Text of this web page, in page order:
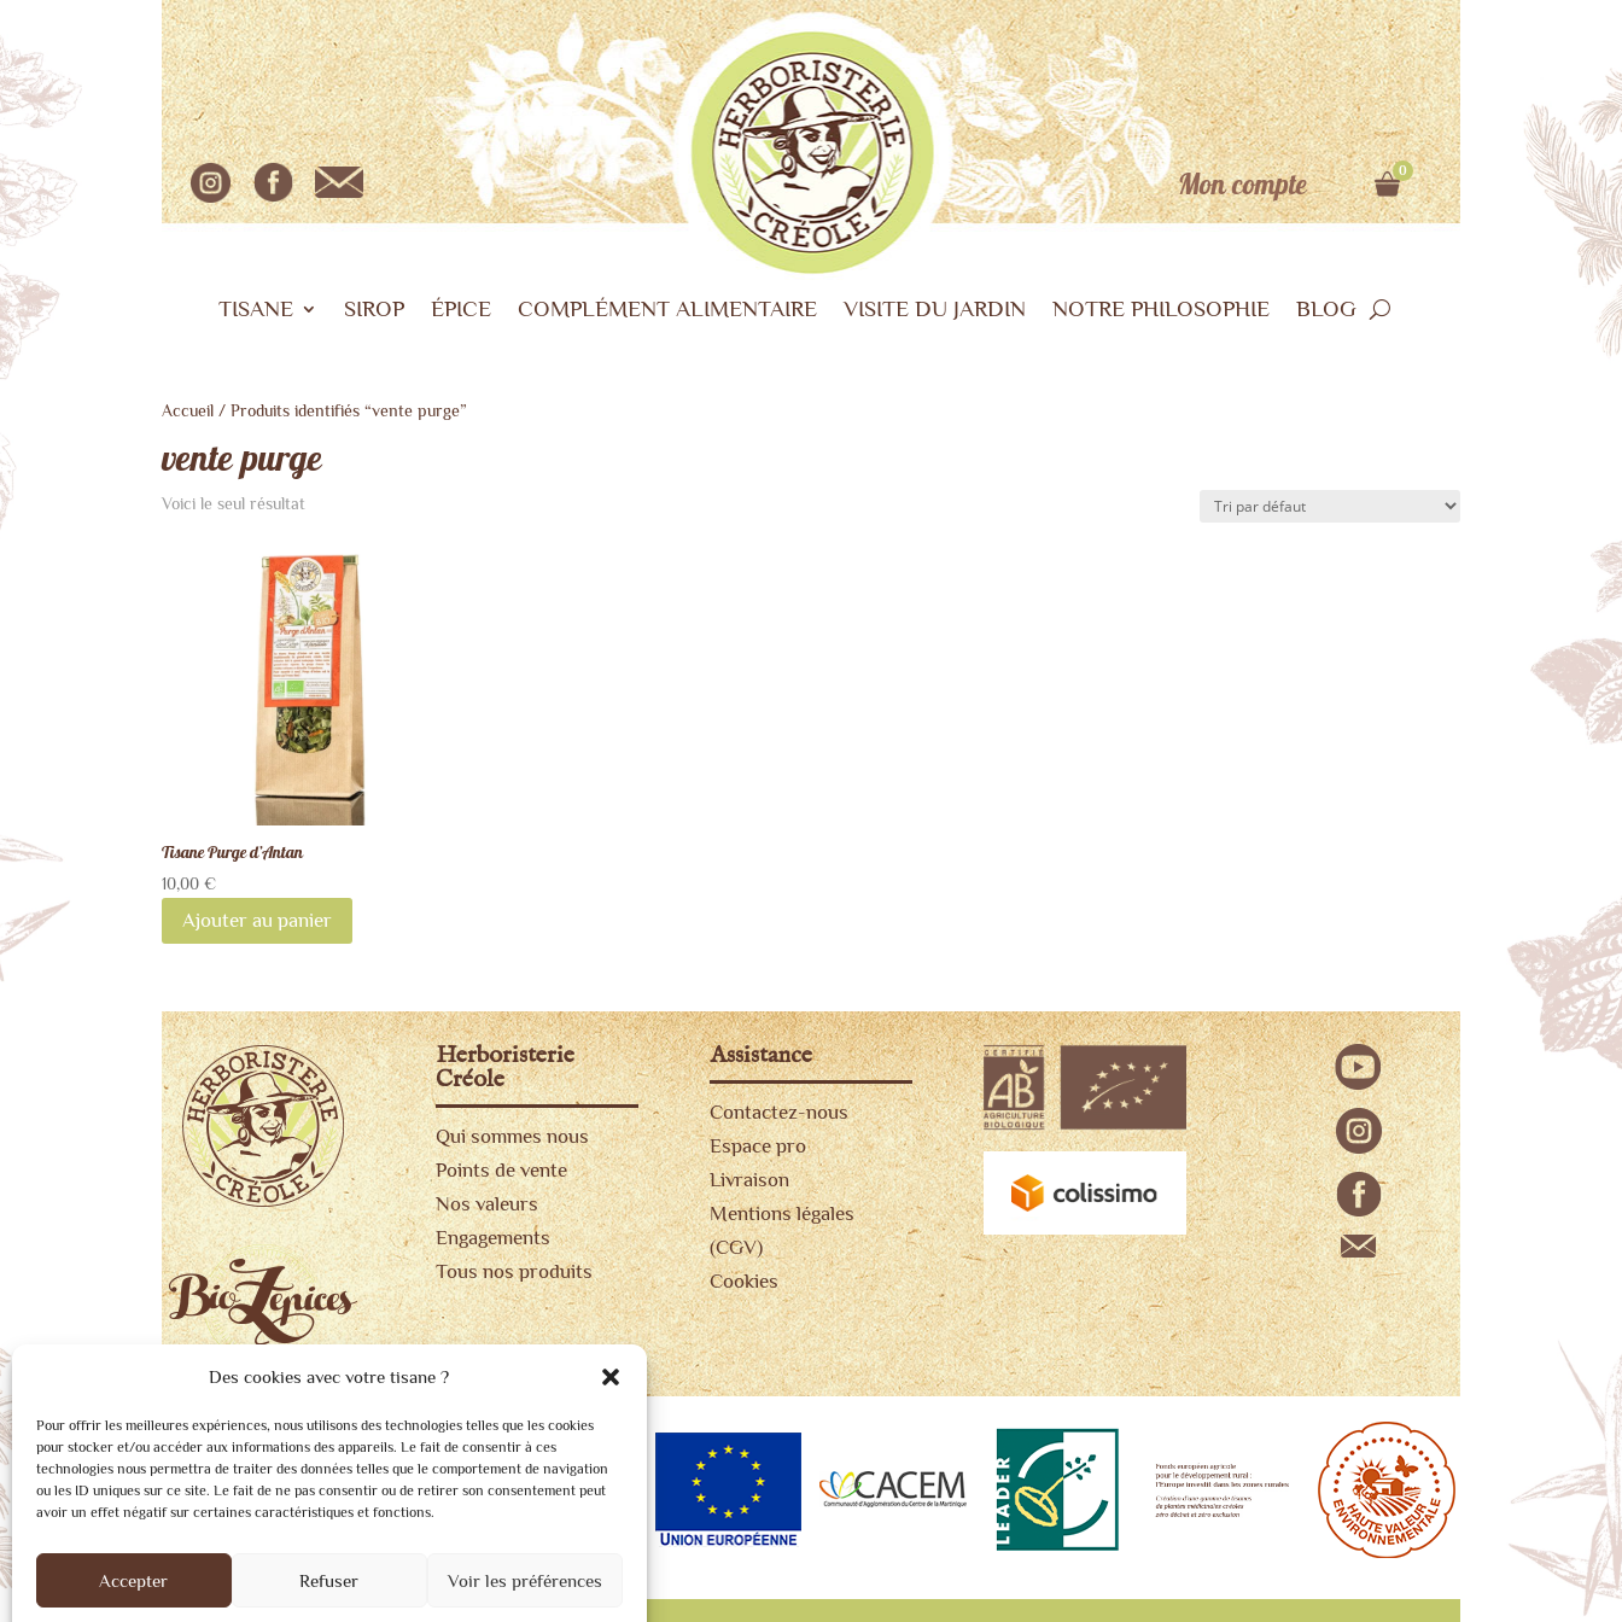
Des cookies avec votre tisane ?
Pour offrir les meilleures expériences, nous utilisons des technologies telles que les cookies
pour stocker et/ou accéder aux informations des appareils. Le fait de consentir à ces
technologies nous permettra de traiter des données telles que le comportement de navigation
ou les ID uniques sur ce site. Le fait de ne pas consentir ou de retirer son consentement peut
avoir un effet négatif sur certaines caractéristiques et fonctions.
Accepter Refuser Voir les préférences
Mon compte 0
TISANE SIROP ÉPICE COMPLÉMENT ALIMENTAIRE VISITE DU JARDIN NOTRE PHILOSOPHIE BLOG
Accueil / Produits identifiés “vente purge”
vente purge
Voici le seul résultat
Tisane Purge d’Antan
10,00€
Ajouter au panier
Herboristerie
Créole
Qui sommes nous
Points de vente
Nos valeurs
Engagements
Tous nos produits
Assistance
Contactez-nous
Espace pro
Livraison
Mentions légales
(CGV)
Cookies